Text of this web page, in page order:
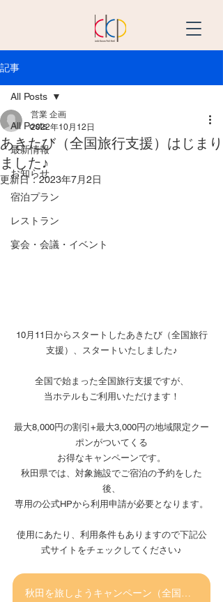
記事
All Posts
最新情報
お知らせ
宿泊プラン
レストラン
宴会・会議・イベント
All Posts
あきたび（全国旅行支援）はじまり
ました♪
営業 企画
2022年10月12日
更新日：2023年7月2日
10月11日からスタートしたあきたび（全国旅行
支援）、スタートいたしました♪
全国で始まった全国旅行支援ですが、
当ホテルもご利用いただけます！
最大8,000円の割引+最大3,000円の地域限定クー
ポンがついてくる
お得なキャンペーンです。
秋田県では、対象施設でご宿泊の予約をした
後、
専用の公式HPから利用申請が必要となります。
使用にあたり、利用条件もありますので下記公
式サイトをチェックしてください♪